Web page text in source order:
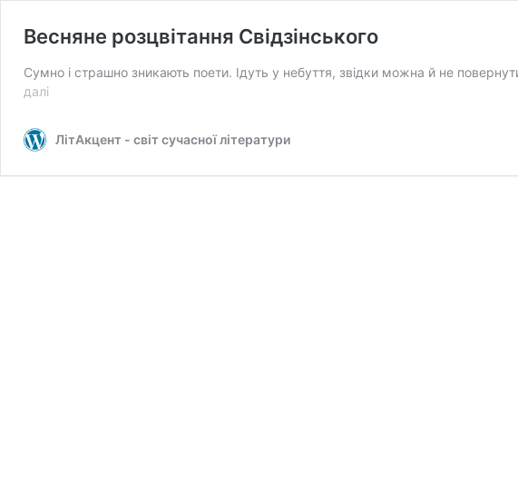
Весняне розцвітання Свідзінського
Сумно і страшно зникають поети. Ідуть у небуття, звідки можна й не
даліВесняне
ЛітАкцент - світ сучасної літератури